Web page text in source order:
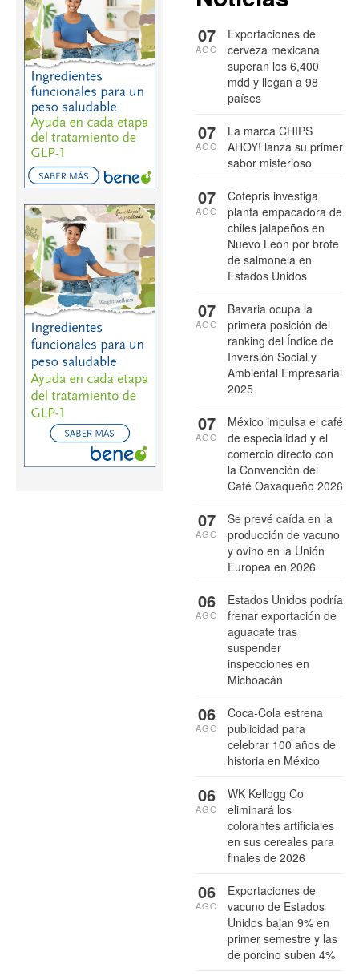
Exportaciones de
cerveza mexicana
superan los 6,400
mdd y llegan a 98
países
07
AGO
La marca CHIPS
AHOY! lanza su primer
sabor misterioso
07
AGO
Cofepris investiga
planta empacadora de
chiles jalapeños en
Nuevo León por brote
de salmonela en
Estados Unidos
07
AGO
Bavaria ocupa la
primera posición del
ranking del Índice de
Inversión Social y
Ambiental Empresarial
2025
07
AGO
México impulsa el café
de especialidad y el
comercio directo con
la Convención del
Café Oaxaqueño 2026
07
AGO
Se prevé caída en la
producción de vacuno
y ovino en la Unión
Europea en 2026
07
AGO
Estados Unidos podría
frenar exportación de
aguacate tras
suspender
inspecciones en
Michoacán
06
AGO
Coca-Cola estrena
publicidad para
celebrar 100 años de
historia en México
06
AGO
WK Kellogg Co
eliminará los
colorantes artificiales
en sus cereales para
finales de 2026
06
AGO
Exportaciones de
vacuno de Estados
Unidos bajan 9% en
primer semestre y las
de porcino suben 4%
06
AGO